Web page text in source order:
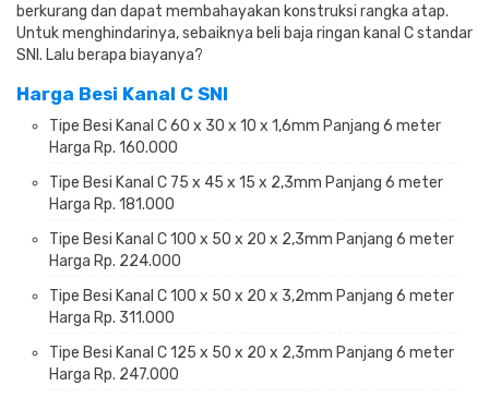
berkurang dan dapat membahayakan konstruksi rangka atap.
Untuk menghindarinya, sebaiknya beli baja ringan kanal C standar
SNI. Lalu berapa biayanya?
Harga Besi Kanal C SNI
Tipe Besi Kanal C 60 x 30 x 10 x 1,6mm Panjang 6 meter
Harga Rp. 160.000
Tipe Besi Kanal C 75 x 45 x 15 x 2,3mm Panjang 6 meter
Harga Rp. 181.000
Tipe Besi Kanal C 100 x 50 x 20 x 2,3mm Panjang 6 meter
Harga Rp. 224.000
Tipe Besi Kanal C 100 x 50 x 20 x 3,2mm Panjang 6 meter
Harga Rp. 311.000
Tipe Besi Kanal C 125 x 50 x 20 x 2,3mm Panjang 6 meter
Harga Rp. 247.000